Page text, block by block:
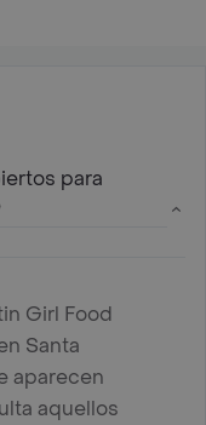
para
Girl Food
Santa
aparecen
aquellos